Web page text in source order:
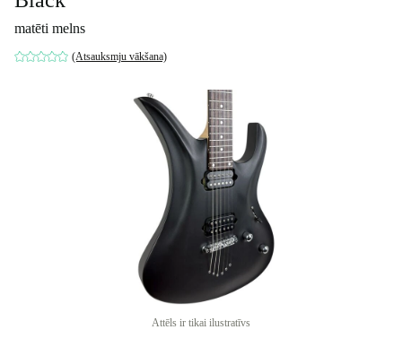
matēti melns
(Atsauksmju vākšana)
Attēls ir tikai ilustratīvs